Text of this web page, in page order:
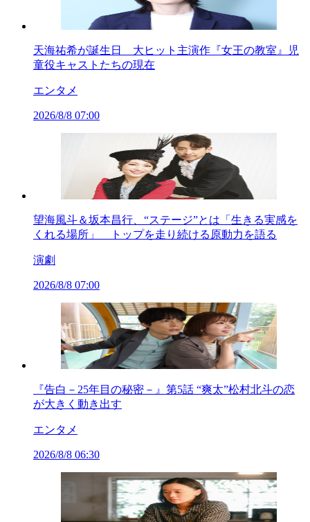
天海祐希が誕生日 大ヒット主演作『女王の教室』児
童役キャストたちの現在
エンタメ
2026/8/8 07:00
望海風斗＆坂本昌行、“ステージ”とは「生きる実感を
くれる場所」 トップを走り続ける原動力を語る
演劇
2026/8/8 07:00
『告白－25年目の秘密－』第5話 “爽太”松村北斗の恋
が大きく動き出す
エンタメ
2026/8/8 06:30